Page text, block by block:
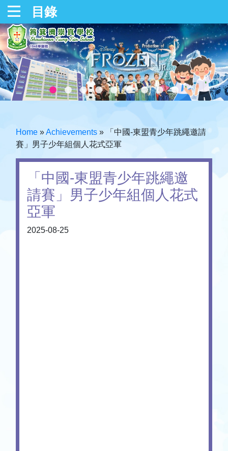
目錄
Home »Achievements »
「中國-東盟青少年跳繩邀請
賽」男子少年組個人花式亞軍
「中國-東盟青少年跳繩邀
請賽」男子少年組個人花式
亞軍
2025-08-25